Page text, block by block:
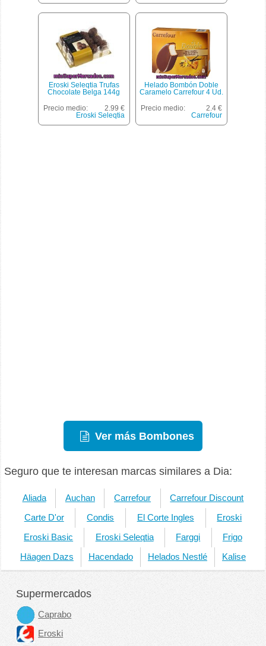
Eroski Seleqtia Trufas
Chocolate Belga 144g
Precio medio:
2.99 €
Eroski Seleqtia
Helado Bombón Doble
Caramelo Carrefour 4 Ud.
Precio medio:
2.4 €
Carrefour
Ver más Bombones
Seguro que te interesan marcas similares a Dia:
Aliada Auchan Carrefour Carrefour Discount
Carte D'or Condis El Corte Ingles Eroski
Eroski Basic Eroski Seleqtia Farggi Frigo
Häagen Dazs Hacendado Helados Nestlé Kalise
Supermercados
Caprabo
Eroski